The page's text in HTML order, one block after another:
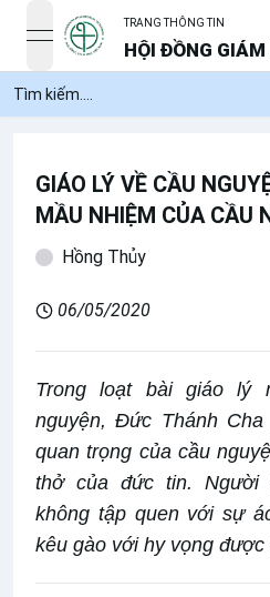
open navigation menu
TRANG THÔNG TIN
HỘI ĐỒNG
GIÁO LÝ VỀ CẦU
MẦU NHIỆM CỦA CẦU
Hồng Thủy
06/05/2020
Trong loạt bài giáo lý
nguyện, Đức Thánh
quan trọng của cầu
thở của đức tin.
không tập quen với sự
kêu gào với hy vọng được